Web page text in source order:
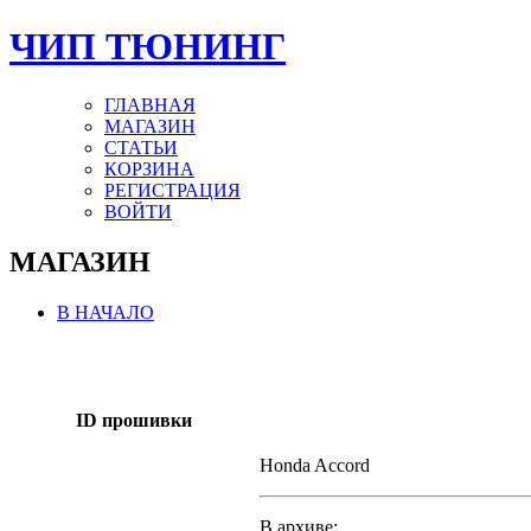
ЧИП ТЮНИНГ
ГЛАВНАЯ
МАГАЗИН
СТАТЬИ
КОРЗИНА
РЕГИСТРАЦИЯ
ВОЙТИ
МАГАЗИН
В НАЧАЛО
ID прошивки
Honda Accord
В архиве: